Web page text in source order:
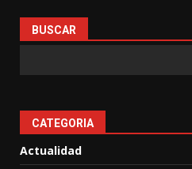
BUSCAR
CATEGORIA
Actualidad